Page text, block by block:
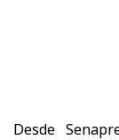
Desde